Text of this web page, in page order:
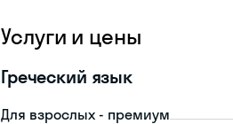
Услуги и цены
Греческий язык
Для взрослых - премиум